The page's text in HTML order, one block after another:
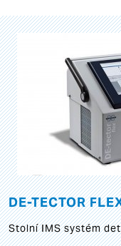
DE-TECTOR
Stolní IMS systém